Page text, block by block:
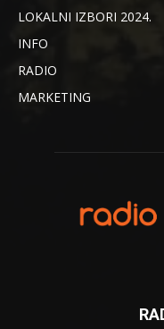
LOKALNI IZBORI 2024.
INFO
RADIO
MARKETING